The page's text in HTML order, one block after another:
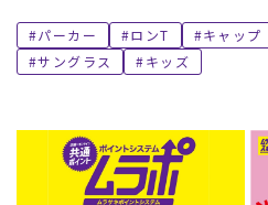
パーカー ロンT キャップ
サングラス
キッズ